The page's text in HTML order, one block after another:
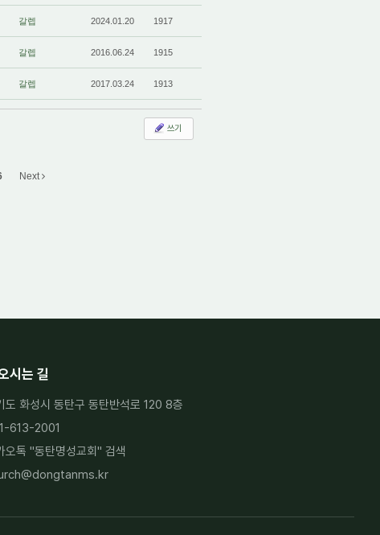
갈렙 2024.01.20 1917
갈렙 2016.06.24 1915
갈렙 2017.03.24 1913
쓰기
Next
시는 길
도 화성시 동탄구 동탄반석로 120 8층
613-2001
오톡 "동탄명성교회" 검색